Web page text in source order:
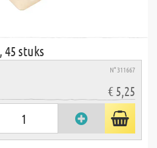
stuks
N° 311667
€ 5,25